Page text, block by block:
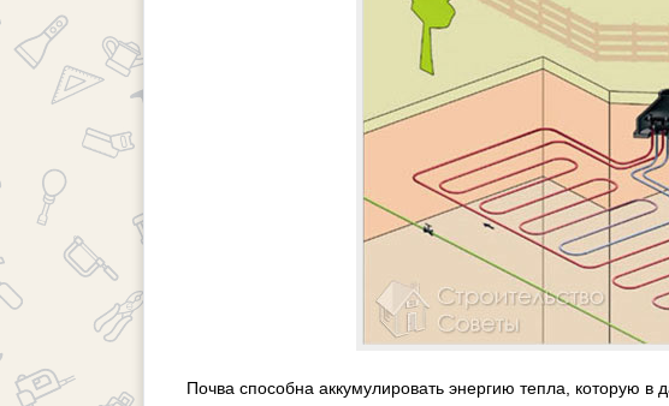
Почва способна аккумулировать энергию тепла, которую в